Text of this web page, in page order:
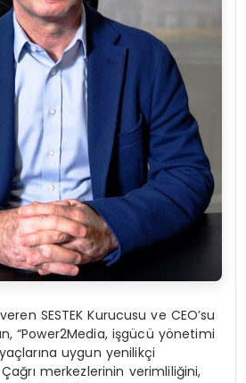
SESTEK Kurucusu ve CEO’su
“Power2Media, işgücü yönetimi
uygun yenilikçi
merkezlerinin verimliliğini,